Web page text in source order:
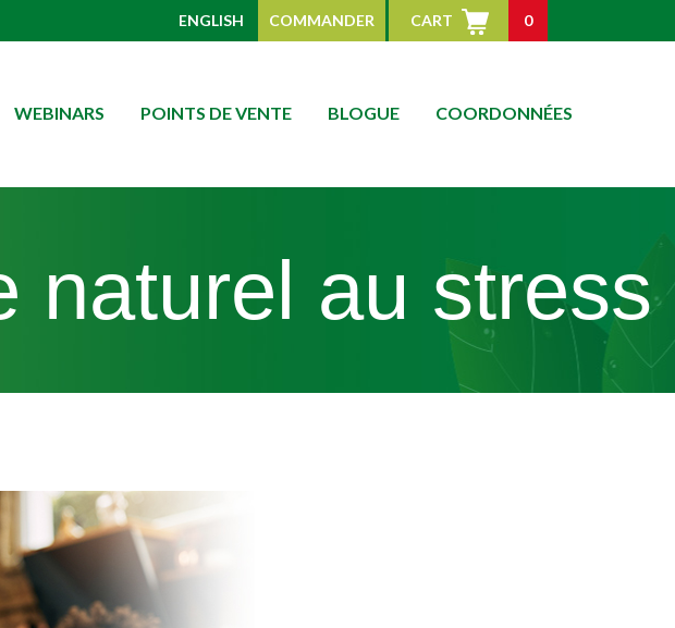
ENGLISH COMMANDER CART 0
WEBINARS POINTS DE VENTE BLOGUE COORDONNÉES
naturel au stress